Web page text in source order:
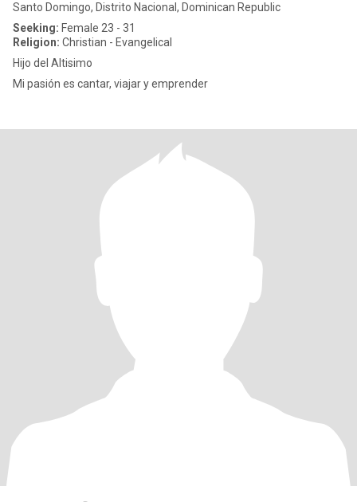
Santo Domingo, Distrito Nacional, Dominican Republic
Seeking: Female 23 - 31
Religion: Christian - Evangelical
Hijo del Altisimo
Mi pasión es cantar, viajar y emprender